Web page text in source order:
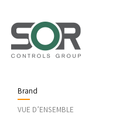
Brand
VUE D’ENSEMBLE